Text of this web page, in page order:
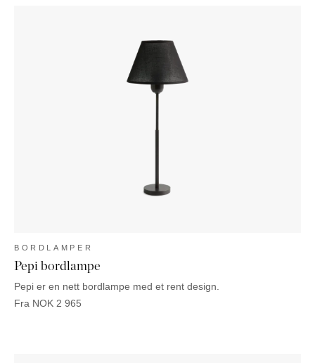
BORDLAMPER
Pepi bordlampe
Pepi er en nett bordlampe med et rent design.
Fra NOK 2 965